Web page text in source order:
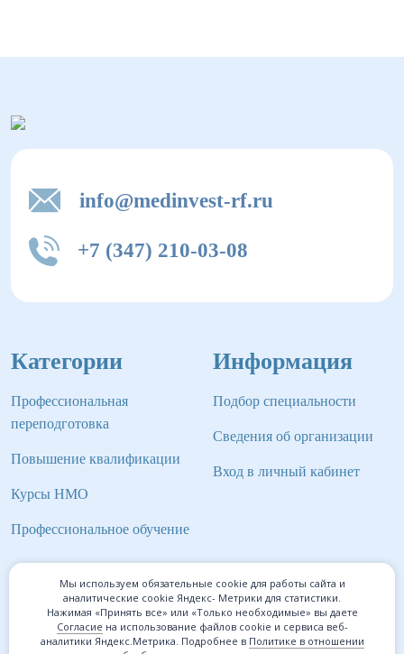
info@medinvest-rf.ru
+7 (347) 210-03-08
Категории
Профессиональная
переподготовка
Повышение квалификации
Курсы НМО
Профессиональное обучение
Информация
Подбор специальности
Сведения об организации
Вход в личный кабинет
©2026 Институт профессионального образования Мед-
Инвест
Мы используем обязательные cookie для работы сайта и
аналитические cookie Яндекс- Метрики для статистики.
Нажимая «Принять все» или «Только необходимые» вы даете
Согласие на использование файлов cookie и сервиса веб-
аналитики Яндекс.Метрика. Подробнее в Политике в отношении